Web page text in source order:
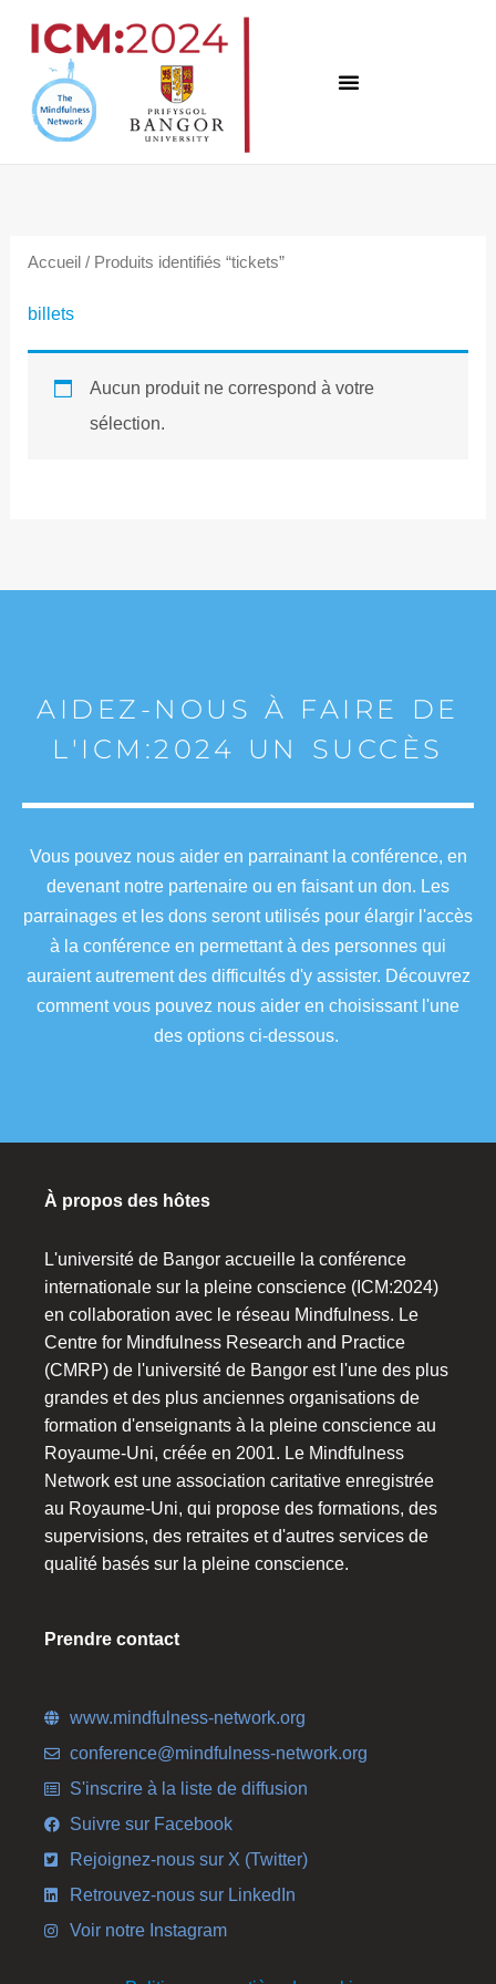
content
Accueil / Produits identifiés “tickets”
billets
Aucun produit ne correspond à votre
sélection.
AIDEZ-NOUS À FAIRE DE
L'ICM:2024 UN SUCCÈS
Vous pouvez nous aider en parrainant la conférence, en
devenant notre partenaire ou en faisant un don. Les
parrainages et les dons seront utilisés pour élargir l'accès
à la conférence en permettant à des personnes qui
auraient autrement des difficultés d'y assister. Découvrez
comment vous pouvez nous aider en choisissant l'une
des options ci-dessous.
À propos des hôtes
L'université de Bangor accueille la conférence
internationale sur la pleine conscience (ICM:2024)
en collaboration avec le réseau Mindfulness. Le
Centre for Mindfulness Research and Practice
(CMRP) de l'université de Bangor est l'une des plus
grandes et des plus anciennes organisations de
formation d'enseignants à la pleine conscience au
Royaume-Uni, créée en 2001. Le Mindfulness
Network est une association caritative enregistrée
au Royaume-Uni, qui propose des formations, des
supervisions, des retraites et d'autres services de
qualité basés sur la pleine conscience.
Prendre contact
www.mindfulness-network.org
conference@mindfulness-network.org
S'inscrire à la liste de diffusion
Suivre sur Facebook
Rejoignez-nous sur X (Twitter)
Retrouvez-nous sur LinkedIn
Voir notre Instagram